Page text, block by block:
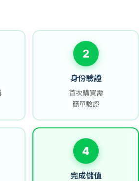
2
身份驗證
首次購買需
簡單驗證
4
完成儲值